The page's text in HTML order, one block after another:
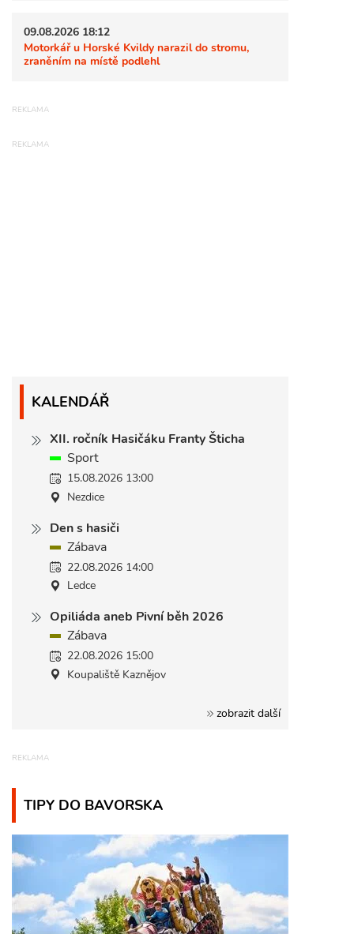
09.08.2026 18:12
Motorkář u Horské Kvildy narazil do stromu,
zraněním na místě podlehl
KALENDÁŘ
XII. ročník Hasičáku Franty Šticha
Sport
15.08.2026 13:00
Nezdice
Den s hasiči
Zábava
22.08.2026 14:00
Ledce
Opiliáda aneb Pivní běh 2026
Zábava
22.08.2026 15:00
Koupaliště Kaznějov
zobrazit další
TIPY DO BAVORSKA